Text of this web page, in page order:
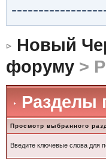
Новый
форуму>
Разделы
Просмотр выбранного
Введите ключевые слова для